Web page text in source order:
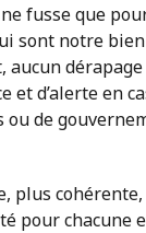
fusse que
sont notre
d’alerte en
de
plus
chacune